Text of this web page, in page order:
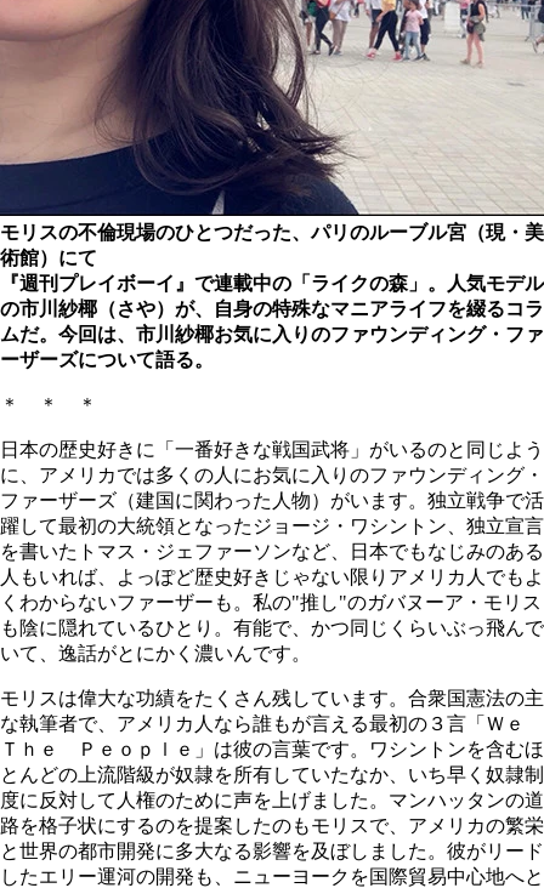
モリスの不倫現場のひとつだった、パリのルーブル宮（現・美
術館）にて
『週刊プレイボーイ』で連載中の「ライクの森」。人気モデル
の市川紗椰（さや）が、自身の特殊なマニアライフを綴るコラ
ムだ。今回は、市川紗椰お気に入りのファウンディング・ファ
ーザーズについて語る。
＊ ＊ ＊
日本の歴史好きに「一番好きな戦国武将」がいるのと同じよう
に、アメリカでは多くの人にお気に入りのファウンディング・
ファーザーズ（建国に関わった人物）がいます。独立戦争で活
躍して最初の大統領となったジョージ・ワシントン、独立宣言
を書いたトマス・ジェファーソンなど、日本でもなじみのある
人もいれば、よっぽど歴史好きじゃない限りアメリカ人でもよ
くわからないファーザーも。私の"推し"のガバヌーア・モリス
も陰に隠れているひとり。有能で、かつ同じくらいぶっ飛んで
いて、逸話がとにかく濃いんです。
モリスは偉大な功績をたくさん残しています。合衆国憲法の主
な執筆者で、アメリカ人なら誰もが言える最初の３言「Ｗｅ
Ｔｈｅ Ｐｅｏｐｌｅ」は彼の言葉です。ワシントンを含むほ
とんどの上流階級が奴隷を所有していたなか、いち早く奴隷制
度に反対して人権のために声を上げました。マンハッタンの道
路を格子状にするのを提案したのもモリスで、アメリカの繁栄
と世界の都市開発に多大なる影響を及ぼしました。彼がリード
したエリー運河の開発も、ニューヨークを国際貿易中心地へと